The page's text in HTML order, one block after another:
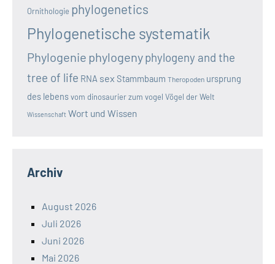
Ornithologie phylogenetics
Phylogenetische systematik
Phylogenie phylogenyphylogeny and the
tree of life RNA sex Stammbaum Theropoden ursprung
des lebensvom dinosaurier zum vogel Vögel der Welt
Wissenschaft Wort und Wissen
Archiv
August 2026
Juli 2026
Juni 2026
Mai 2026